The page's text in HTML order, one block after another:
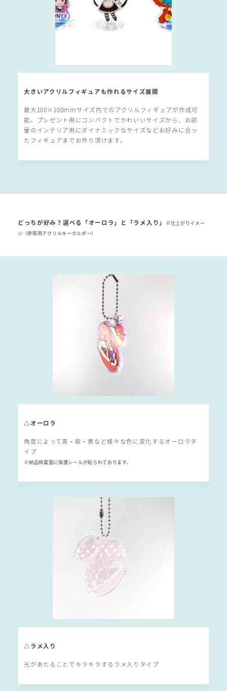
大きいアクリルフィギュアも作れるサイズ展開
最大100×100ｍｍサイズ内でのアクリルフィギュアが作成可
能。プレゼント用にコンパクトでかわいいサイズから、お部
屋のインテリア用にダイナミックなサイズなどお好みに合っ
たフィギュアまでお作り頂けます。
どっちが好み？選べる「オーロラ」と「ラメ入り」
※仕上がりイメー
ジ（参照用アクリルキーホルダー）
△オーロラ
角度によって青・紫・黄など様々な色に変化するオーロラタ
イプ
※納品時裏面に保護シールが貼られております。
△ラメ入り
光があたることでキラキラするラメ入りタイプ